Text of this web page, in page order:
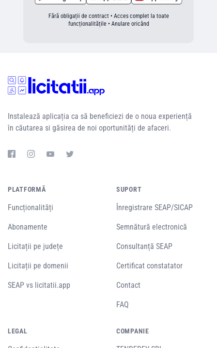
Fără obligații de contract • Acces complet la toate
funcționalitățile • Anulare oricând
Instalează aplicația ca să beneficiezi de o noua experiență
în căutarea si găsirea de noi oportunități de afaceri.
PLATFORMĂ
Funcționalități
Abonamente
Licitații pe județe
Licitații pe domenii
SEAP vs licitatii.app
SUPORT
Înregistrare SEAP/SICAP
Semnătură electronică
Consultanță SEAP
Certificat constatator
Contact
FAQ
LEGAL COMPANIE